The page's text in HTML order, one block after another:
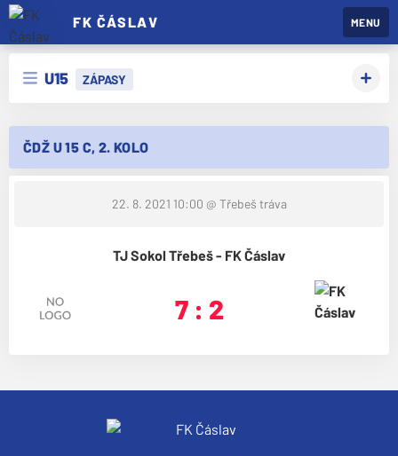
FK ČÁSLAV MENU
U15 ZÁPASY
ČDŽ U 15 C, 2. KOLO
22. 8. 2021 10:00 @ Třebeš tráva
TJ Sokol Třebeš - FK Čáslav
7 : 2